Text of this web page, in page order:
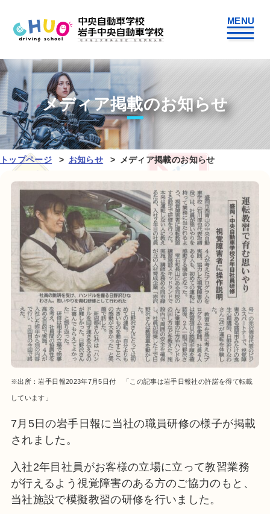
メディア掲載のお知らせ
トップページ お知らせ メディア掲載のお知らせ
※出所：岩手日報2023年7月5日付 「この記事は岩手日報社の許諾を得て転載
しています」
7月5日の岩手日報に当社の職員研修の様子が掲載
されました。
入社2年目社員がお客様の立場に立って教習業務
が行えるよう視覚障害のある方のご協力のもと、
当社施設で模擬教習の研修を行いました。